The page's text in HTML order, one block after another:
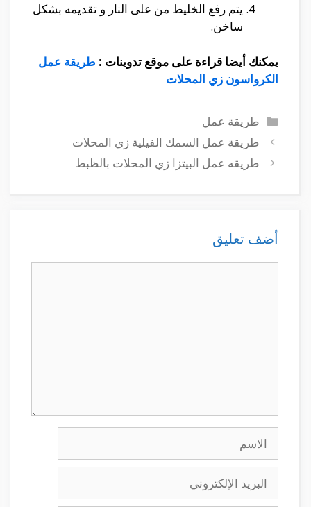
يتم رفع الخليط من على النار و تقديمه بشكل
ساخن.
يمكنك أيضا قراءة على موقع تدوينات : طريقة عمل
الكرواسون زي المحلات
التصنيفات
طريقة عمل
طريقة عمل السمك الفيلية زي المحلات
طريقه عمل البيتزا زي المحلات بالظبط
أضف تعليق
الإلكتروني